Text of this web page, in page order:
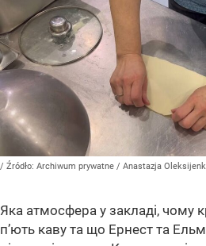
/ Źródło: Archiwum prywatne / Anastazja
Яка атмосфера у закладі, чому
п’ють каву та що Ернест та